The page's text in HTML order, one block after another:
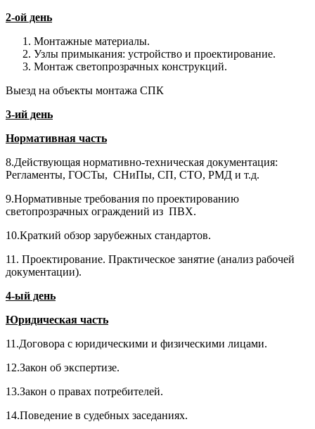
2-ой день
Монтажные материалы.
Узлы примыкания: устройство и проектирование.
Монтаж светопрозрачных конструкций.
Выезд на объекты монтажа СПК
3-ий день
Нормативная часть
8.Действующая нормативно-техническая документация:
Регламенты, ГОСТы, СНиПы, СП, СТО, РМД и т.д.
9.Нормативные требования по проектированию
светопрозрачных ограждений из ПВХ.
10.Краткий обзор зарубежных стандартов.
11. Проектирование. Практическое занятие (анализ рабочей
документации).
4-ый день
Юридическая часть
11.Договора с юридическими и физическими лицами.
12.Закон об экспертизе.
13.Закон о правах потребителей.
14.Поведение в судебных заседаниях.